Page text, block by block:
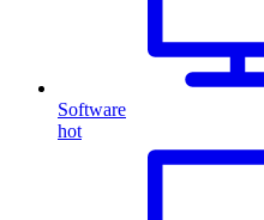
Software
hot